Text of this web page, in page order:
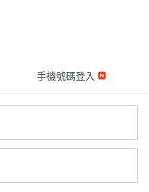
手機號碼登入